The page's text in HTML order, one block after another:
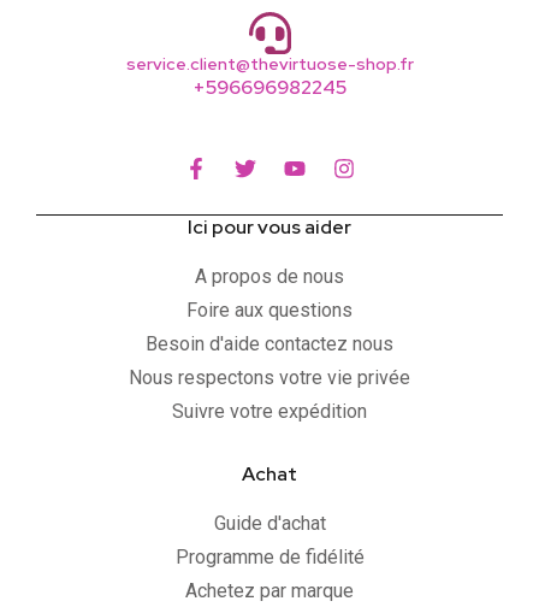
service.client@thevirtuose-shop.fr
+596696982245
Ici pour vous aider
A propos de nous
Foire aux questions
Besoin d'aide contactez nous
Nous respectons votre vie privée
Suivre votre expédition
Achat
Guide d'achat
Programme de fidélité
Achetez par marque